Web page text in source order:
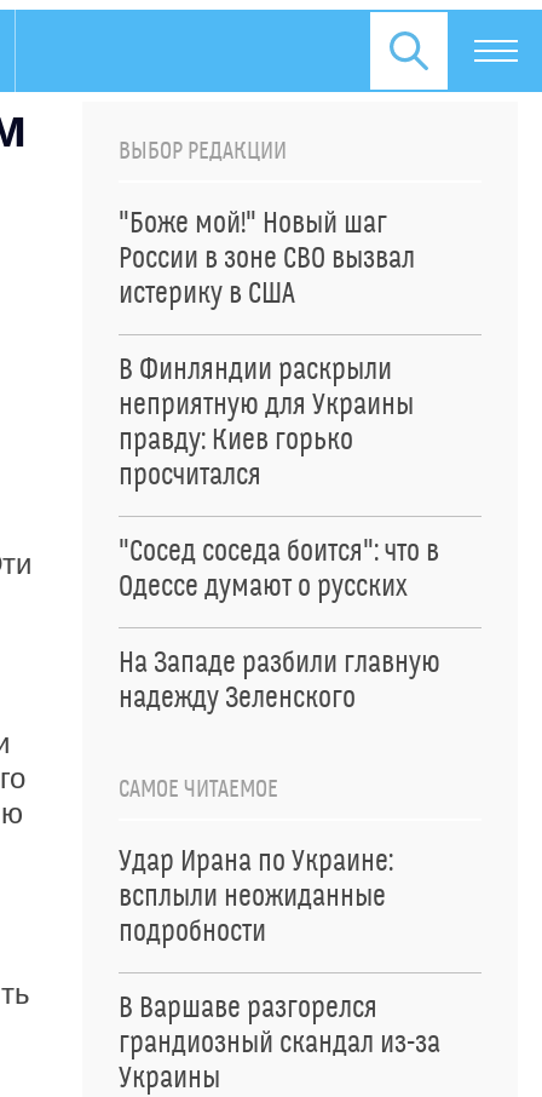
ВЫБОР РЕДАКЦИИ
"Боже мой!" Новый шаг
России в зоне СВО вызвал
истерику в США
В Финляндии раскрыли
неприятную для Украины
правду: Киев горько
просчитался
"Сосед соседа боится": что в
Одессе думают о русских
На Западе разбили главную
надежду Зеленского
САМОЕ ЧИТАЕМОЕ
Удар Ирана по Украине:
всплыли неожиданные
подробности
В Варшаве разгорелся
грандиозный скандал из-за
Украины